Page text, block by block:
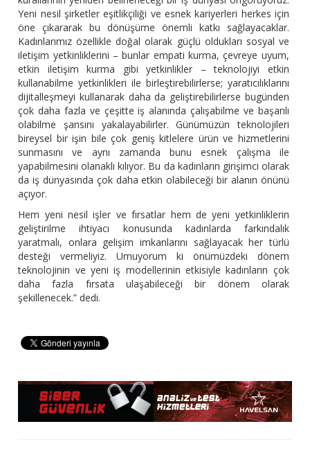
Yeni nesil şirketler eşitlikçiliği ve esnek kariyerleri herkes için
öne çıkararak bu dönüşüme önemli katkı sağlayacaklar.
Kadınlarımız özellikle doğal olarak güçlü oldukları sosyal ve
iletişim yetkinliklerini – bunlar empati kurma, çevreye uyum,
etkin iletişim kurma gibi yetkinlikler – teknolojiyi etkin
kullanabilme yetkinlikleri ile birleştirebilirlerse; yaratıcılıklarını
dijitalleşmeyi kullanarak daha da geliştirebilirlerse bugünden
çok daha fazla ve çeşitte iş alanında çalışabilme ve başarılı
olabilme şansını yakalayabilirler. Günümüzün teknolojileri
bireysel bir işin bile çok geniş kitlelere ürün ve hizmetlerini
sunmasını ve aynı zamanda bunu esnek çalışma ile
yapabilmesini olanaklı kılıyor. Bu da kadınların girişimci olarak
da iş dünyasında çok daha etkin olabileceği bir alanın önünü
açıyor.
Hem yeni nesil işler ve fırsatlar hem de yeni yetkinliklerin
geliştirilme ihtiyacı konusunda kadınlarda farkındalık
yaratmalı, onlara gelişim imkanlarını sağlayacak her türlü
desteği vermeliyiz. Umuyorum ki önümüzdeki dönem
teknolojinin ve yeni iş modellerinin etkisiyle kadınların çok
daha fazla fırsata ulaşabileceği bir dönem olarak
şekillenecek.” dedi.